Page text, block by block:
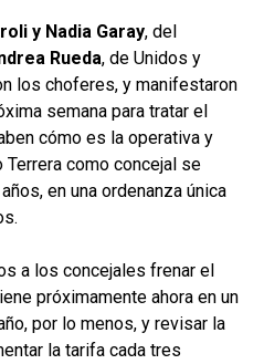
y Nadia Garay, del
Rueda, de Unidos y
los choferes, y manifestaron
semana para tratar el
cómo es la operativa y
como concejal se
en una ordenanza única
a los concejales frenar el
próximamente ahora en un
por lo menos, y revisar la
la tarifa cada tres